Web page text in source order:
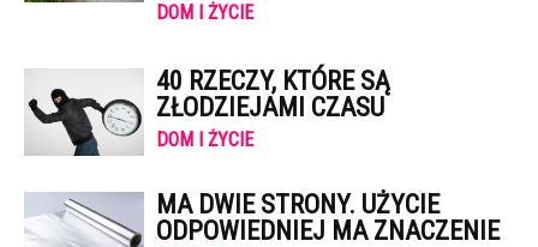
DOM I ŻYCIE
40 RZECZY, KTÓRE SĄ
ZŁODZIEJAMI CZASU
DOM I ŻYCIE
MA DWIE STRONY. UŻYCIE
ODPOWIEDNIEJ MA ZNACZENIE